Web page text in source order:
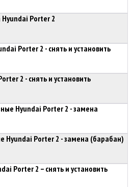
Porter 2
Porter 2 - снять и установить
2 - снять и установить
Hyundai Porter 2 - замена
Hyundai Porter 2 - замена (барабан)
Porter 2 – снять и установить